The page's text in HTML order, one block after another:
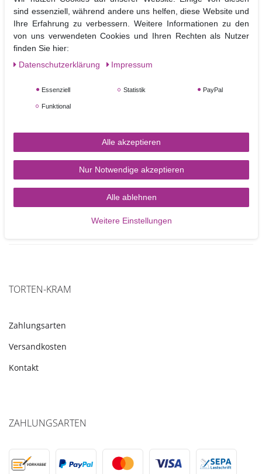
In den Warenkorb
TORTEN-KRAM
Zahlungsarten
Versandkosten
Kontakt
ZAHLUNGSARTEN
sind essenziell, während andere uns helfen, diese Website und
Ihre Erfahrung zu verbessern. Weitere Informationen zu den
von uns verwendeten Cookies und Ihren Rechten als Nutzer
finden Sie hier:
Daten­schutz­erklärung
Impressum
Essenziell Statistik PayPal
Funktional
Alle akzeptieren
Nur Notwendige akzeptieren
Alle ablehnen
Weitere Einstellungen